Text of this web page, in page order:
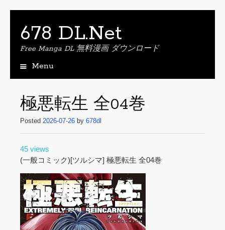
678 DL.Net
Free Manga DL 無料漫画 ダウンロード
Menu
i
p
o
n
e
n
t
極悪転生 全04巻
Posted 2026-07-26 by 678dl
45 views
(一般コミック)[ツルシマ] 極悪転生 全04巻